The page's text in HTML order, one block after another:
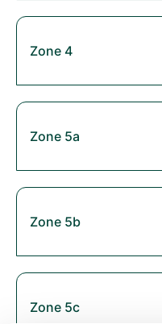
Zone 4
Zone 5a
Zone 5b
Zone 5c